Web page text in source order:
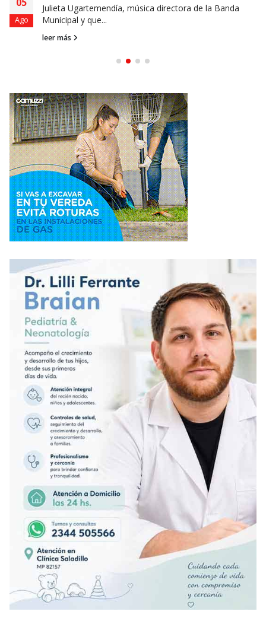
Ago
Julieta Ugartemendía, música directora de la Banda
Municipal y que...
leer más